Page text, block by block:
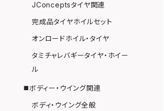
JConceptsタイヤ関連
完成品タイヤホイルセット
オンロードホイル・タイヤ
タミチャレバギータイヤ・ホイー
ル
◼️ボディー・ウイング関連
ボディ・ウイング全般